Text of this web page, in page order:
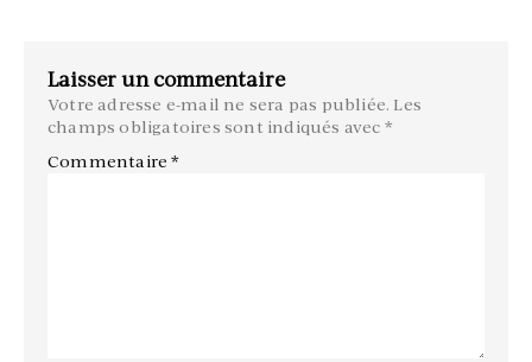
Laisser un commentaire
Votre adresse e-mail ne sera pas publiée. Les
champs obligatoires sont indiqués avec *
Commentaire*